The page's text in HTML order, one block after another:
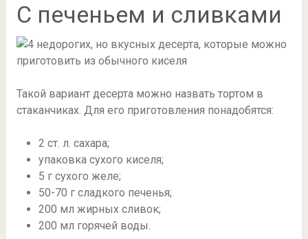
С печеньем и сливками
Такой вариант десерта можно назвать тортом в
стаканчиках. Для его приготовления понадобятся:
2 ст. л. сахара;
упаковка сухого киселя;
5 г сухого желе;
50-70 г сладкого печенья;
200 мл жирных сливок;
200 мл горячей воды.